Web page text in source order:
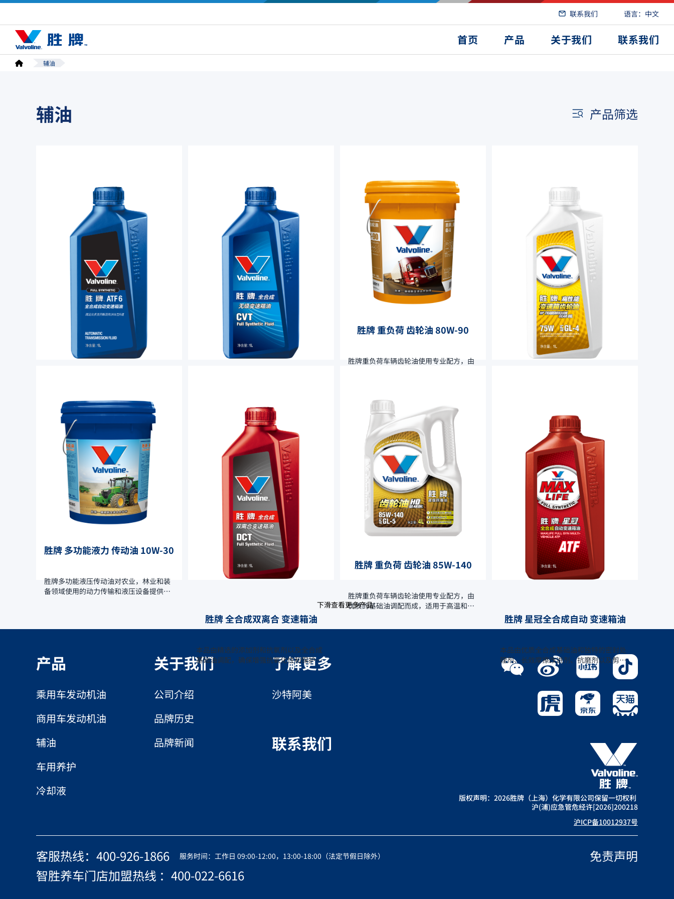
联系我们 语言：中文
首页 产品 关于我们 联系我们
辅油
辅油 产品筛选
胜牌 ATF6全合成自动变速箱油
胜牌ATF6变速箱油采用优质的基础油和添
加剂精制而成，有助于在车辆运行中提供
高效的传动性能。
胜牌全合成无级变速箱油是专为现代先进
无级变速箱而设计。该产品是由合成基础
油、长效摩擦改进剂、优异抗磨剂、剪切
稳定粘度指数改进剂等精心调配而成。
胜牌 重负荷 齿轮油 80W-90
胜牌重负荷车辆齿轮油使用专业配方，由
胜牌75W 高性能变速箱齿轮油采用优异的
极压添加剂，配以优质基础油调配而成。
产品具有优异的低温性能、粘度保持能
力、承载性能、及优异的热稳定性和高效
的抗磨能力， 延长齿轮使用寿命，提高传
胜牌 多功能液力 传动油 10W-30
胜牌多功能液压传动油对农业，林业和装
备领域使用的动力传输和液压设备提供了
性。
胜牌 全合成双离合 变速箱油
本品由精选的添加剂和抗氧剂以及全合成
基础油调配，确保增强抗氧化性和保护
性，以应对严苛的工况。优异的铜腐蚀保
用，依然可以保证液体低电导率并提供额
胜牌 重负荷 齿轮油 85W-140
胜牌重负荷车辆齿轮油使用专业配方，由
优质的基础油调配而成，适用于高温和重
胜牌 星冠全合成自动 变速箱油
本品由优质全合成基础油和独特的密封处
理剂、长效摩擦改进剂、抗磨剂以及剪切
稳定的粘度指数改进剂调配而成，有助于
解决变速箱渗漏、打滑、颤抖和磨损等问
下滑查看更多产品
产品
乘用车发动机油
商用车发动机油
辅油
车用养护
冷却液
关于我们
公司介绍
品牌历史
品牌新闻
了解更多
沙特阿美
联系我们
版权声明：2026胜牌（上海）化学有限公司保留一切权利
沪(浦)应急管危经许[2026]200218
沪ICP备10012937号
客服热线：400-926-1866 服务时间：工作日 09:00-12:00，13:00-18:00（法定节假日除外）
免责声明
智胜养车门店加盟热线 ：400-022-6616